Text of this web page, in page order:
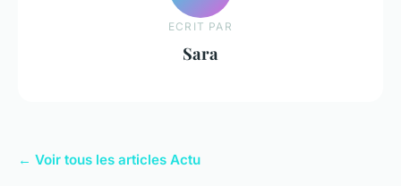
ECRIT PAR
Sara
← Voir tous les articles Actu